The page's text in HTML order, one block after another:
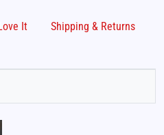
It Shipping & Returns